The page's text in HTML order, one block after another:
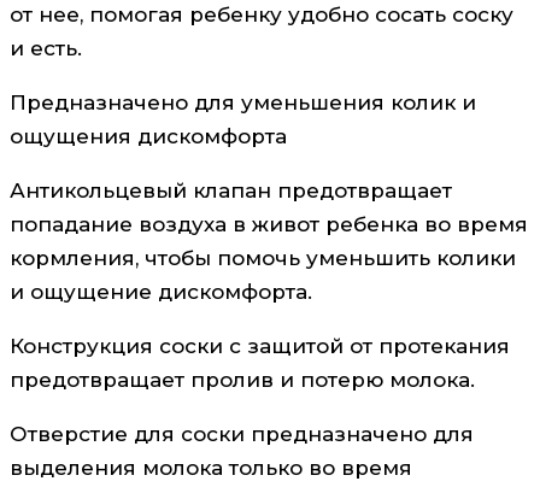
от нее, помогая ребенку удобно сосать соску
и есть.
Предназначено для уменьшения колик и
ощущения дискомфорта
Антикольцевый клапан предотвращает
попадание воздуха в живот ребенка во время
кормления, чтобы помочь уменьшить колики
и ощущение дискомфорта.
Конструкция соски с защитой от протекания
предотвращает пролив и потерю молока.
Отверстие для соски предназначено для
выделения молока только во время